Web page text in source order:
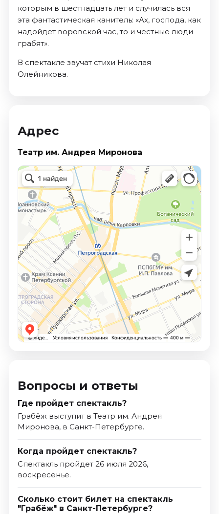
которым в шестнадцать лет и случилась вся
эта фантастическая канитель: «Ах, господа, как
надойдет воровской час, то и честные люди
грабят».
В спектакле звучат стихи Николая
Олейникова.
Адрес
Театр им. Андрея Миронова
Вопросы и ответы
Где пройдет спектакль?
Грабёж выступит в Театр им. Андрея
Миронова, в Санкт-Петербурге.
Когда пройдет спектакль?
Спектакль пройдет 26 июля 2026,
воскресенье.
Сколько стоит билет на спектакль
"Грабёж" в Санкт-Петербурге?